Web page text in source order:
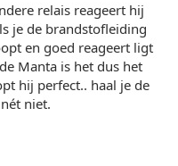
relais reageert hij
je de brandstofleiding
en goed reageert ligt
Manta is het dus het
hij perfect.. haal je de
niet.